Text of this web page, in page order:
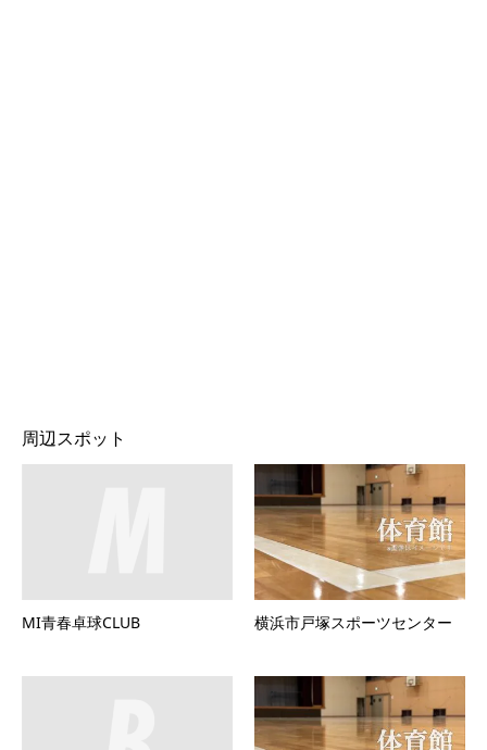
周辺スポット
MI青春卓球CLUB 横浜市戸塚スポーツセンター